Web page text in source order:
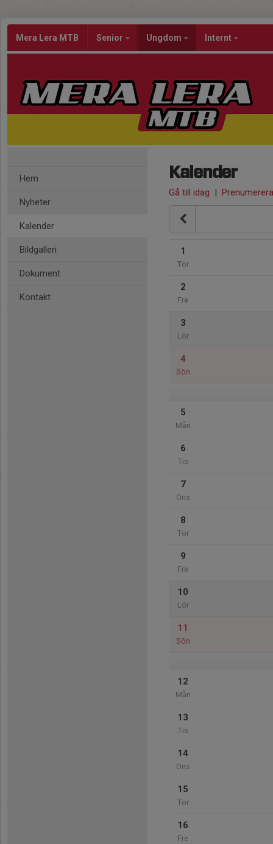
Mera Lera MTB Senior Ungdom Internt
Hem
Nyheter
Kalender
Bildgalleri
Dokument
Kontakt
Kalender
Gå till idag | Prenumerera
1
Tor
2
Fre
3
Lör
4
Sön
5
Mån
6
Tis
7
Ons
8
Tor
9
Fre
10
Lör
11
Sön
12
Mån
13
Tis
14
Ons
15
Tor
16
Fre